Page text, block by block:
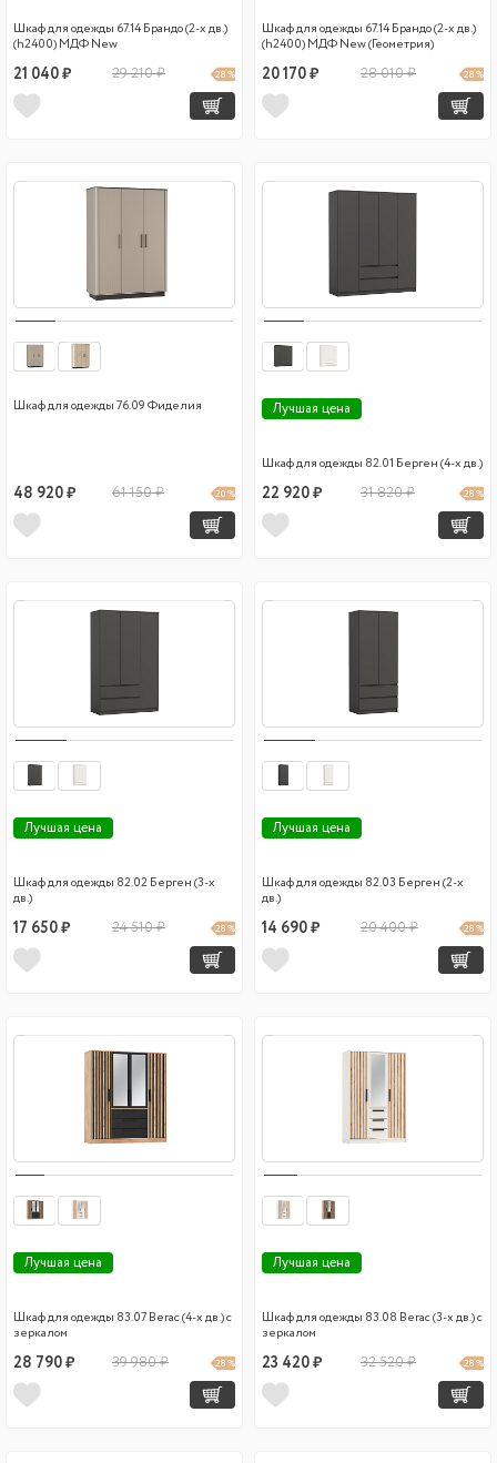
Шкаф для одежды 67.14 Брандо (2-х дв.)
(h2400) МДФ New
21 040 ₽ 29 210 ₽ 28 %
Шкаф для одежды 67.14 Брандо (2-х дв.)
(h2400) МДФ New (Геометрия)
20 170 ₽ 28 010 ₽ 28 %
Шкаф для одежды 76.09 Фиделия
48 920 ₽ 61 150 ₽ 20 %
Лучшая цена
Шкаф для одежды 82.01 Берген (4-х дв.)
22 920 ₽ 31 820 ₽ 28 %
Лучшая цена
Шкаф для одежды 82.02 Берген (3-х
дв.)
17 650 ₽ 24 510 ₽ 28 %
Лучшая цена
Шкаф для одежды 82.03 Берген (2-х
дв.)
14 690 ₽ 20 400 ₽ 28 %
Лучшая цена
Шкаф для одежды 83.07 Вегас (4-х дв.) с
зеркалом
28 790 ₽ 39 980 ₽ 28 %
Лучшая цена
Шкаф для одежды 83.08 Вегас (3-х дв.) с
зеркалом
23 420 ₽ 32 520 ₽ 28 %